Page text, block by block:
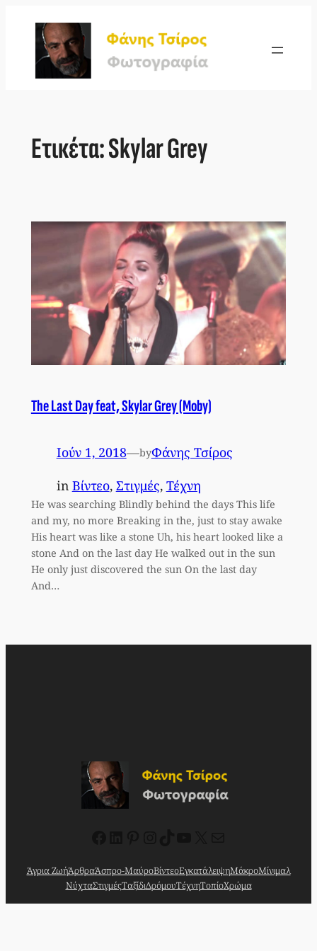
περιεχόμενο
Ετικέτα:Skylar Grey
The Last Day feat, Skylar Grey (Moby)
Ιούν 1, 2018—byΦάνης Τσίρος
in Βίντεο, Στιγμές, Τέχνη
He was searching Blindly behind the days This life
and my, no more Breaking in the, just to stay awake
His heart was like a stone Uh, his heart looked like a
stone And on the last day He walked out in the sun
He only just discovered the sun On the last day
And…
Άγρια ΖωήΆρθραΆσπρο-ΜαύροΒίντεοΕγκατάλειψηΜάκροΜίνιμαλ
ΝύχταΣτιγμέςΤαξίδιΔρόμουΤέχνηΤοπίοΧρώμα